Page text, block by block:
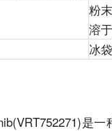
粉
溶
冰
是一